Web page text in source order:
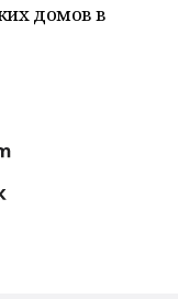
домов в